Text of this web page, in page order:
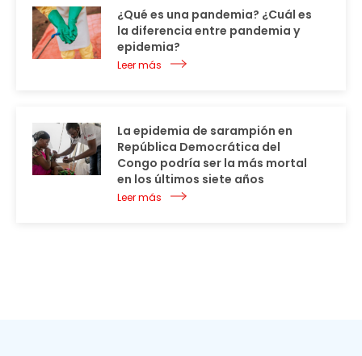
¿Qué es una pandemia? ¿Cuál es
la diferencia entre pandemia y
epidemia?
Leer más
La epidemia de sarampión en
República Democrática del
Congo podría ser la más mortal
en los últimos siete años
Leer más